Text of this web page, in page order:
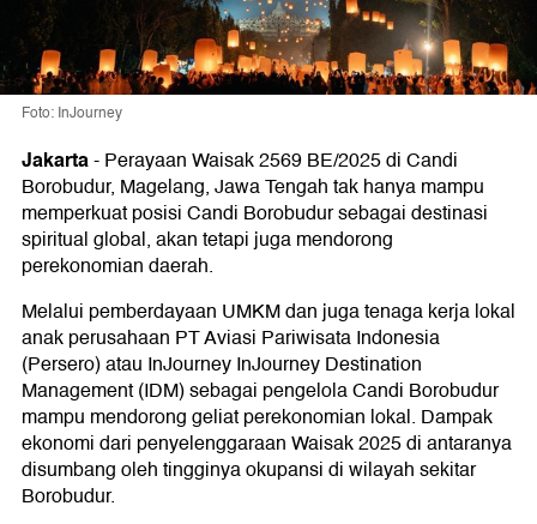
Foto: InJourney
Jakarta-Perayaan Waisak 2569 BE/2025 di Candi
Borobudur, Magelang, Jawa Tengah tak hanya mampu
memperkuat posisi Candi Borobudur sebagai destinasi
spiritual global, akan tetapi juga mendorong
perekonomian daerah.
Melalui pemberdayaan UMKM dan juga tenaga kerja lokal
anak perusahaan PT Aviasi Pariwisata Indonesia
(Persero) atau InJourney InJourney Destination
Management (IDM) sebagai pengelola Candi Borobudur
mampu mendorong geliat perekonomian lokal. Dampak
ekonomi dari penyelenggaraan Waisak 2025 di antaranya
disumbang oleh tingginya okupansi di wilayah sekitar
Borobudur.